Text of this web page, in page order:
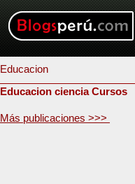
Educacion
Educacion ciencia Cursos
Más publicaciones >>>